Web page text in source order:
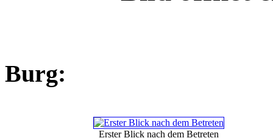
Burg:
Erster Blick nach dem Betreten